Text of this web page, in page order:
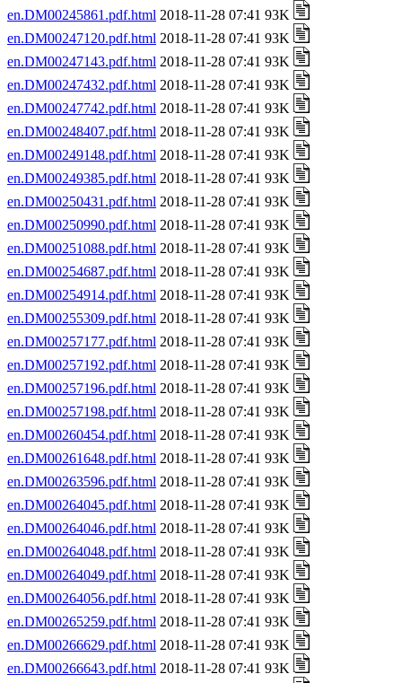
en.DM00245861.pdf.html 2018-11-28 07:41 93K
en.DM00247120.pdf.html 2018-11-28 07:41 93K
en.DM00247143.pdf.html 2018-11-28 07:41 93K
en.DM00247432.pdf.html 2018-11-28 07:41 93K
en.DM00247742.pdf.html 2018-11-28 07:41 93K
en.DM00248407.pdf.html 2018-11-28 07:41 93K
en.DM00249148.pdf.html 2018-11-28 07:41 93K
en.DM00249385.pdf.html 2018-11-28 07:41 93K
en.DM00250431.pdf.html 2018-11-28 07:41 93K
en.DM00250990.pdf.html 2018-11-28 07:41 93K
en.DM00251088.pdf.html 2018-11-28 07:41 93K
en.DM00254687.pdf.html 2018-11-28 07:41 93K
en.DM00254914.pdf.html 2018-11-28 07:41 93K
en.DM00255309.pdf.html 2018-11-28 07:41 93K
en.DM00257177.pdf.html 2018-11-28 07:41 93K
en.DM00257192.pdf.html 2018-11-28 07:41 93K
en.DM00257196.pdf.html 2018-11-28 07:41 93K
en.DM00257198.pdf.html 2018-11-28 07:41 93K
en.DM00260454.pdf.html 2018-11-28 07:41 93K
en.DM00261648.pdf.html 2018-11-28 07:41 93K
en.DM00263596.pdf.html 2018-11-28 07:41 93K
en.DM00264045.pdf.html 2018-11-28 07:41 93K
en.DM00264046.pdf.html 2018-11-28 07:41 93K
en.DM00264048.pdf.html 2018-11-28 07:41 93K
en.DM00264049.pdf.html 2018-11-28 07:41 93K
en.DM00264056.pdf.html 2018-11-28 07:41 93K
en.DM00265259.pdf.html 2018-11-28 07:41 93K
en.DM00266629.pdf.html 2018-11-28 07:41 93K
en.DM00266643.pdf.html 2018-11-28 07:41 93K